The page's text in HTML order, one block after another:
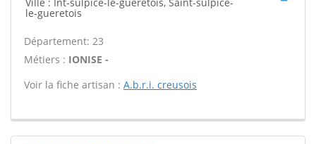
le-gueretois
Département: 23
Métiers : IONISE -
Voir la fiche artisan : A.b.r.i. creusois